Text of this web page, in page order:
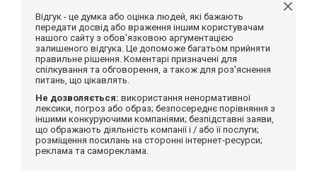
Відгук - це думка або оцінка людей, які бажають
передати досвід або враження іншим користувачам
нашого сайту з обов'язковою аргументацією
залишеного відгука. Це допоможе багатьом прийняти
правильне рішення. Коментарі призначені для
спілкування та обговорення, а також для роз'яснення
питань, що цікавлять.
Не дозволяється: використання ненормативної
лексики, погроз або образ; безпосереднє порівняння з
іншими конкуруючими компаніями; безпідставні заяви,
що ображають діяльність компанії і / або її послуги;
розміщення посилань на сторонні інтернет-ресурси;
реклама та самореклама.